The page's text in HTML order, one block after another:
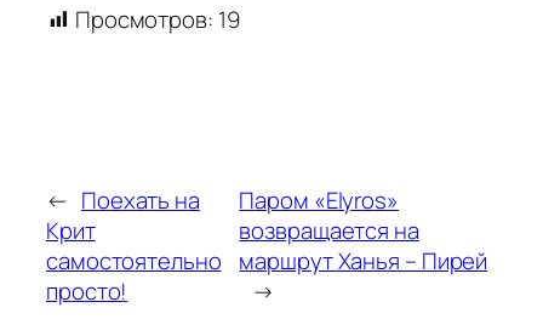
Просмотров: 19
← Поехать на
Крит
самостоятельно
просто!
Паром «Elyros»
возвращается на
маршрут Ханья – Пирей
→